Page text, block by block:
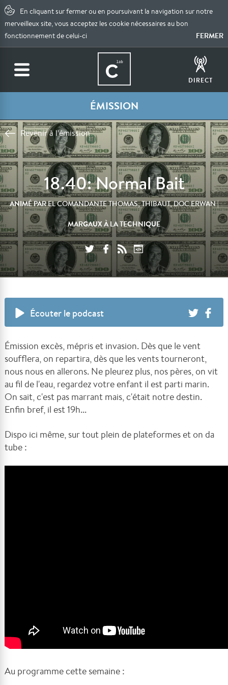
En cliquant sur fermer ou en poursuivant la navigation sur notre
merveilleux site, vous acceptez les cookie nécessaires au bon
fonctionnement de celui-ci
FERMER
DIRECT
ÉMISSION
Revenir à l'émission
18.40: Normal Bait
ANIMÉ PAREL COMANDANTE THOMAS, THIBAUT, DOC ERWAN|
MARGAUX À LA TECHNIQUE
Écouter le podcast
Émission excès, mépris et invasion. Dès que le vent
soufflera, on repartira, dès que les vents tourneront,
nous nous en allerons. Ne pleurez plus, nos pères, on vit
au fil de l'eau, regardez votre enfant il est parti marin.
On sait, c'est pas marrant mais, c'était notre destin.
Enfin bref, il est 19h...
Dispo ici même, sur tout plein de plateformes et on da
tube :
Au programme cette semaine :